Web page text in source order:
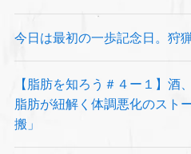
今日は最初の一歩記念日。狩
【脂肪を知ろう＃４ー１】酒
脂肪が紐解く体調悪化のスト
搬」